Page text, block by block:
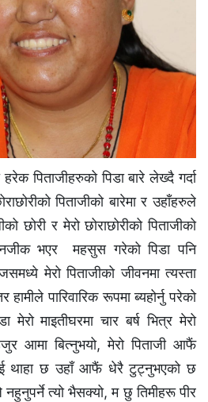
पिताजीहरुको पिडा बारे लेख्दै गर्दा
पिताजीको बारेमा र उहाँहरुले
छोरी र मेरो छोराछोरीको पिताजीको
भएर महसुस गरेको पिडा पनि
मेरो पिताजीको जीवनमा त्यस्ता
पारिवारिक रूपमा ब्यहोर्नु परेको
मेरो माइतीघरमा चार बर्ष भित्र मेरो
आमा बित्नुभयो, मेरो पिताजी आफैं
थाहा छ उहाँ आफैं धेरै टुट्नुभएको छ
त्यो भैसक्यो, म छु तिमीहरू पीर